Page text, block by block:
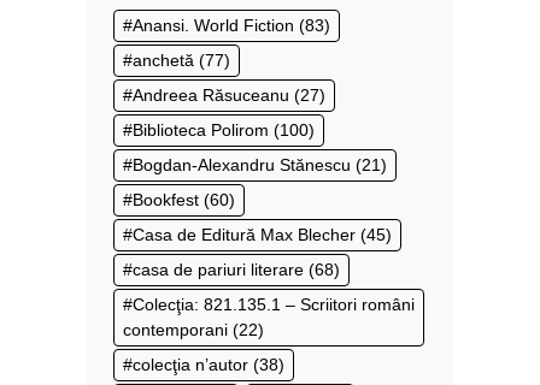
Anansi. World Fiction (83)
anchetă (77)
Andreea Răsuceanu (27)
Biblioteca Polirom (100)
Bogdan-Alexandru Stănescu (21)
Bookfest (60)
Casa de Editură Max Blecher (45)
casa de pariuri literare (68)
Colecţia: 821.135.1 – Scriitori români
contemporani (22)
colecţia n’autor (38)